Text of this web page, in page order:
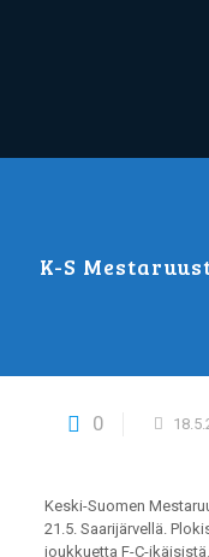
K-S
0
Keski-Suomen
21.5. Saarijärvellä.
joukkuetta F-C-ikäisistä.